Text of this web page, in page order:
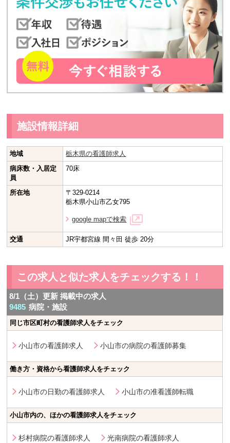
施設情報詳細
地域
栃木県の看護師求人
病床数・入居定
員
70床
所在地
〒329-0214
栃木県小山市乙女795
google mapで検索
交通 JR宇都宮線 間々田 徒歩 20分
この求人と似た求人をチェックする！！
8/1（土）更新 掲載中の求人
9485 病院・施設
同じ市区町村の看護師求人をチェック
小山市の看護師求人 小山市の病院の看護師募集
働き方・資格から看護師求人をチェック
小山市の日勤の看護師求人 小山市の准看護師転職
小山市内の、ほかの看護師求人をチェック
杉村病院の看護師求人
光南病院の看護師求人